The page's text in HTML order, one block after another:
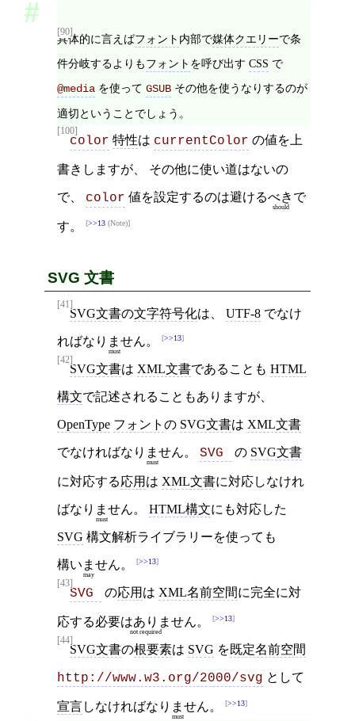
[90]
具体的に言えばフォント 内部で媒体クエリーで条
件分岐するよりもフォント を呼び出す CSS で
@media を使って GSUB その他を使うなりするのが
適切ということでしょう。
[100]
color 特性は currentColor の値を上
書きしますが、 その他に使い道はないの
で、 color 値を設定するのは避けるべき
should
で
す。 >>13 (Note)
SVG 文書
[41]
SVG文書の文字符号化は、 UTF-8 でなけ
ればなりません
must
。 >>13
[42]
SVG文書は XML文書であることも HTML
構文で記述されることもありますが、
OpenType フォント の SVG文書は XML文書
でなければなりません
must
。 SVG の SVG文書
に対応する応用 は XML文書に対応しなけれ
ばなりません
must
。 HTML構文にも対応した
SVG 構文解析ライブラリーを使っても
構いません
may
。 >>13
[43]
SVG の応用 は XML名前空間に完全に対
応する必要はありません
not required
。 >>13
[44]
SVG文書の根要素は SVG を既定名前空間
http://www.w3.org/2000/svg として
宣言しなければなりません
must
。 >>13